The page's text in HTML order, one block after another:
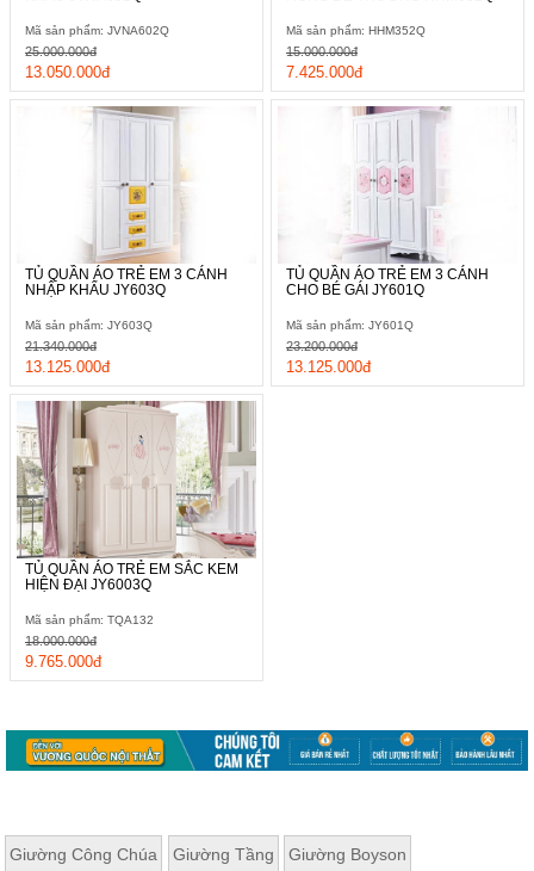
Mã sản phẩm: JVNA602Q
13.050.000đ
25.000.000đ
Mã sản phẩm: HHM352Q
7.425.000đ
15.000.000đ
TỦ QUẦN ÁO TRẺ EM 3 CÁNH
NHẬP KHẨU JY603Q
Mã sản phẩm: JY603Q
13.125.000đ
21.340.000đ
TỦ QUẦN ÁO TRẺ EM 3 CÁNH
CHO BÉ GÁI JY601Q
Mã sản phẩm: JY601Q
13.125.000đ
23.200.000đ
TỦ QUẦN ÁO TRẺ EM SẮC KEM
HIỆN ĐẠI JY6003Q
Mã sản phẩm: TQA132
9.765.000đ
18.000.000đ
Giường Công Chúa Giường Tầng Giường Boyson